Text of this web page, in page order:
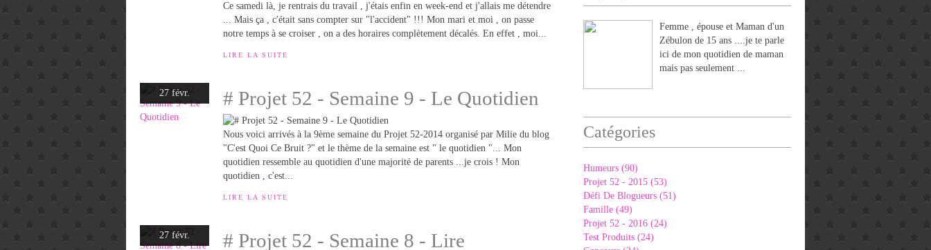
Ce samedi là, je rentrais du travail , j'étais enfin en week-end et j'allais me détendre
... Mais ça , c'était sans compter sur "l'accident" !!! Mon mari et moi , on passe
notre temps à se croiser , on a des horaires complètement décalés. En effet , moi...
LIRE LA SUITE
27 févr. # Projet 52 - Semaine 9 - Le Quotidien
Nous voici arrivés à la 9ème semaine du Projet 52-2014 organisé par Milie du blog
"C'est Quoi Ce Bruit ?" et le thème de la semaine est " le quotidien "... Mon
quotidien ressemble au quotidien d'une majorité de parents ...je crois ! Mon
quotidien , c'est...
LIRE LA SUITE
27 févr. # Projet 52 - Semaine 8 - Lire
Femme , épouse et Maman d'un
Zébulon de 15 ans ....je te parle
ici de mon quotidien de maman
mais pas seulement ...
Catégories
Humeurs (90)
Projet 52 - 2015 (53)
Défi De Blogueurs (51)
Famille (49)
Projet 52 - 2016 (24)
Test Produits (24)